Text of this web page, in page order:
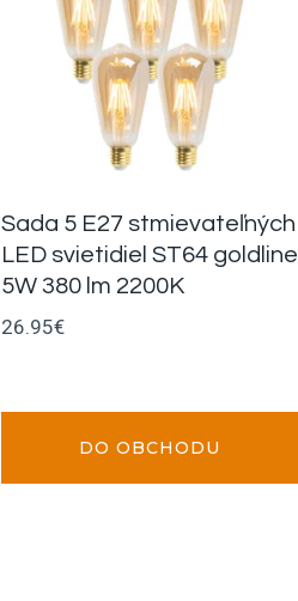
Sada 5 E27 stmievateľných
LED svietidiel ST64 goldline
5W 380 lm 2200K
26.95€
DO OBCHODU